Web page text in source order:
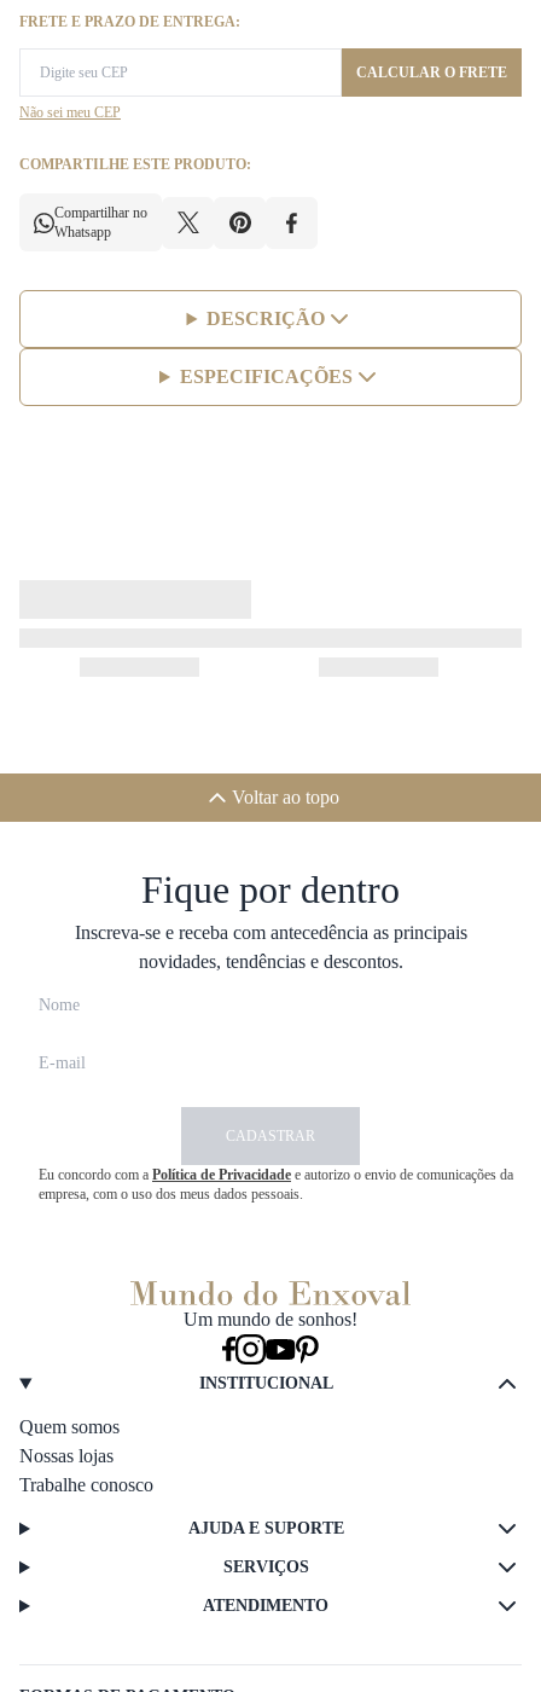
FRETE E PRAZO DE ENTREGA:
CALCULAR O FRETE
Não sei meu CEP
COMPARTILHE ESTE PRODUTO:
Compartilhar no
Whatsapp
DESCRIÇÃO
ESPECIFICAÇÕES
Voltar ao topo
Fique por dentro
Inscreva-se e receba com antecedência as principais
novidades, tendências e descontos.
CADASTRAR
Eu concordo com a Política de Privacidade e autorizo o envio de comunicações da
empresa, com o uso dos meus dados pessoais.
Um mundo de sonhos!
INSTITUCIONAL
Quem somos
Nossas lojas
Trabalhe conosco
AJUDA E SUPORTE
SERVIÇOS
ATENDIMENTO